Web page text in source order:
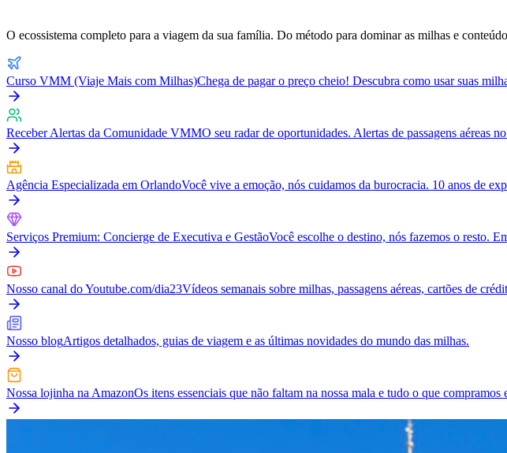
O ecossistema completo para a viagem da sua família. Do método para dominar as milhas e
Curso VMM (Viaje Mais com Milhas)Chega de pagar o preço cheio! Descubra como usar suas
Receber Alertas da Comunidade VMMO seu radar de oportunidades. Alertas de passagens aéreas
Agência Especializada em OrlandoVocê vive a emoção, nós cuidamos da burocracia. 10 anos de
Serviços Premium: Concierge de Executiva e GestãoVocê escolhe o destino, nós fazemos o resto.
Nosso canal do Youtube.com/dia23Vídeos semanais sobre milhas, passagens aéreas, cartões de
Nosso blogArtigos detalhados, guias de viagem e as últimas novidades do mundo das milhas.
Nossa lojinha na AmazonOs itens essenciais que não faltam na nossa mala e tudo o que